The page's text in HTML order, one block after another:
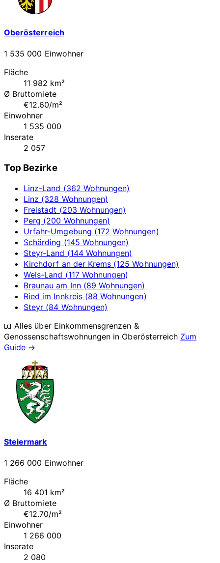
Oberösterreich
1 535 000 Einwohner
Fläche
11 982 km²
Ø Bruttomiete
€12.60/m²
Einwohner
1 535 000
Inserate
2 057
Top Bezirke
Linz-Land (362 Wohnungen)
Linz (328 Wohnungen)
Freistadt (203 Wohnungen)
Perg (200 Wohnungen)
Urfahr-Umgebung (172 Wohnungen)
Schärding (145 Wohnungen)
Steyr-Land (144 Wohnungen)
Kirchdorf an der Krems (125 Wohnungen)
Wels-Land (117 Wohnungen)
Braunau am Inn (89 Wohnungen)
Ried im Innkreis (88 Wohnungen)
Steyr (84 Wohnungen)
📖 Alles über Einkommensgrenzen &
Genossenschaftswohnungen in Oberösterreich Zum
Guide →
Steiermark
1 266 000 Einwohner
Fläche
16 401 km²
Ø Bruttomiete
€12.70/m²
Einwohner
1 266 000
Inserate
2 080